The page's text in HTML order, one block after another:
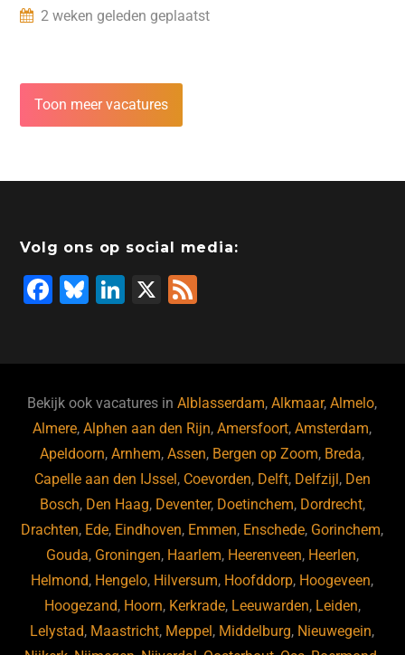
2 weken geleden geplaatst
Toon meer vacatures
Volg ons op social media:
F
b
o
o
k
Bl
ky
Li
dI
n
X
Bekijk ook vacatures inAlblasserdam,Alkmaar,Almelo,
Almere,Alphen aan den Rijn,Amersfoort,Amsterdam,
Apeldoorn,Arnhem,Assen, Bergen op Zoom, Breda,
Capelle aan den IJssel , Coevorden, Delft, Delfzijl , Den
Bosch, Den Haag, Deventer, Doetinchem, Dordrecht,
Drachten, Ede, Eindhoven, Emmen, Enschede, Gorinchem,
Gouda, Groningen, Haarlem, Heerenveen, Heerlen,
Helmond, Hengelo, Hilversum, Hoofddorp, Hoogeveen,
Hoogezand, Hoorn, Kerkrade, Leeuwarden, Leiden,
Lelystad, Maastricht, Meppel , Middelburg, Nieuwegein,